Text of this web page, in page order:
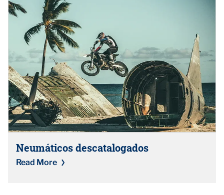
Neumáticos descatalogados
Read More